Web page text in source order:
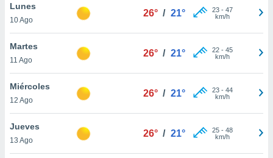
de
cookies
aceptar
Lunes
10 Ago
26° / 21° 23- 47
km/h
Martes
11 Ago
26° / 21° 22- 45
km/h
Miércoles
12 Ago
26° / 21° 23- 44
km/h
Jueves
13 Ago
26° / 21° 25- 48
km/h